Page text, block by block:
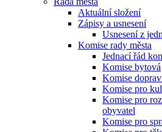
Aktuální složení
Zápisy a usnesení
Usnesení z
Komise rady města
Jednací řád
Komise bytová
Komise
Komise pro
Komise pro
obyvatel
Komise pro